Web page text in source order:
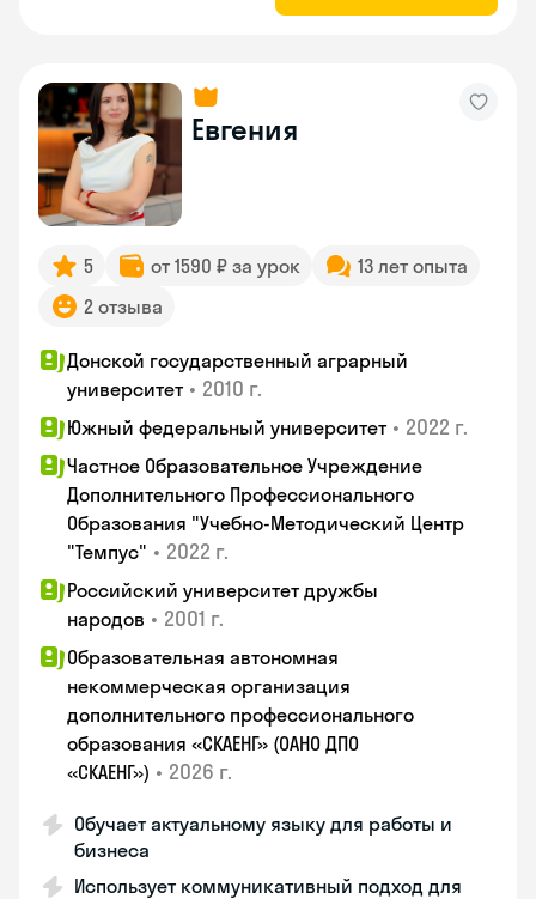
Евгения
5 от 1590 ₽ за урок
13 лет опыта
2 отзыва
Донской государственный аграрный
университет • 2010 г.
Южный федеральный университет • 2022 г.
Частное Образовательное Учреждение
Дополнительного Профессионального
Образования "Учебно-Методический Центр
"Темпус" • 2022 г.
Российский университет дружбы
народов • 2001 г.
Образовательная автономная
некоммерческая организация
дополнительного профессионального
образования «СКАЕНГ» (ОАНО ДПО
«СКАЕНГ») • 2026 г.
Обучает актуальному языку для работы и
бизнеса
Использует коммуникативный подход для